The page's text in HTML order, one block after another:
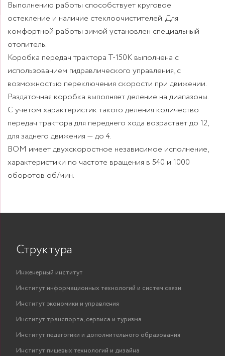
Выполнению работы способствует круговое
остекление и наличие стеклоочистителей. Для
комфортной работы зимой установлен специальный
отопитель.
Коробка передач трактора Т-150К выполнена с
использованием гидравлического управления, с
возможностью переключения скорости при движении.
Раздаточная коробка выполняет деление на диапазоны.
С учетом характеристик такого деления количество
передач трактора для переднего хода возрастает до 12,
для заднего движения — до 4.
ВОМ имеет двухскоростное независимое исполнение,
характеристики по частоте вращения в 540 и 1000
Структура
Инженерный институт
Институт информационных технологий и систем связи
Институт экономики и управления
Институт транспорта, сервиса и туризма
Институт педагогики и дополнительного образования
Институт пищевых технологий и дизайна